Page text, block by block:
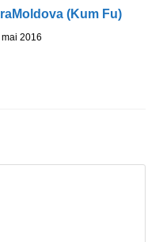
(Kum Fu)
2016